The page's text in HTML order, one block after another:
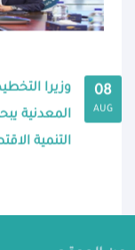
08
AUG
وزيرا
المعدنية
التنمية